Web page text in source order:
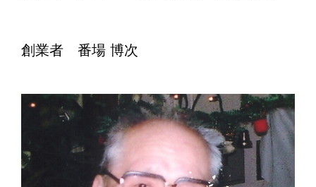
創業者 番場 博次